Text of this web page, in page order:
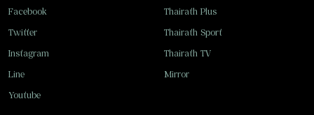
Facebook
Twitter
Instagram
Line
Youtube
Thairath Plus
Thairath Sport
Thairath TV
Mirror